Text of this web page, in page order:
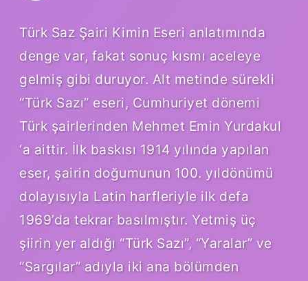
Türk Saz Şairi Kimin Eseri anlatımında
denge var, fakat sonuç kısmı aceleye
gelmiş gibi duruyor. Alt metinde sürekli
“Türk Sazı” eseri, Cumhuriyet dönemi
Türk şairlerinden Mehmet Emin Yurdakul
‘a aittir. İlk baskısı 1914 yılında yapılan
eser, şairin doğumunun 100. yıldönümü
dolayısıyla Latin harfleriyle ilk defa
1969’da tekrar basılmıştır. Yetmiş üç
şiirin yer aldığı “Türk Sazı”, “Yaralar” ve
“Sargılar” adıyla iki ana bölümden